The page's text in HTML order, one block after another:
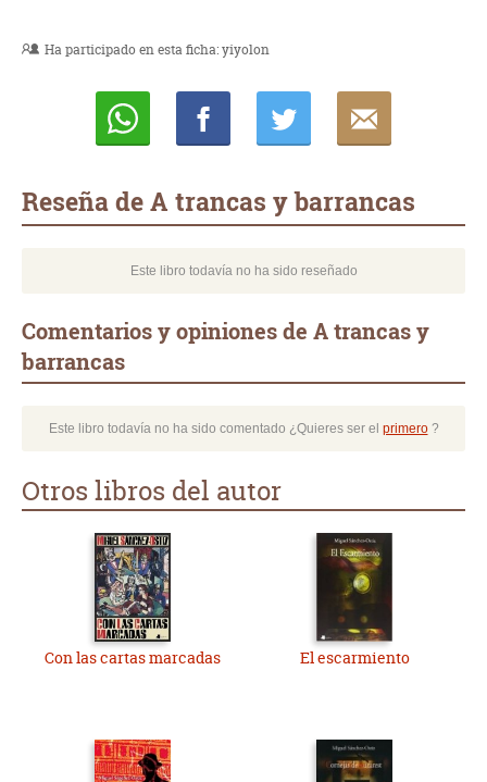
Ha participado en esta ficha:yiyolon
Reseña de A trancas y barrancas
Este libro todavía no ha sido reseñado
Comentarios y opiniones de A trancas y
barrancas
Este libro todavía no ha sido comentado ¿Quieres ser el primero?
Otros libros del autor
Con las cartas marcadas El escarmiento